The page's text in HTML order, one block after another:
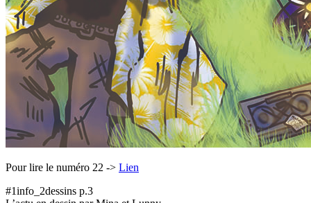
Pour lire le numéro 22 -> Lien
#1info_2dessins p.3